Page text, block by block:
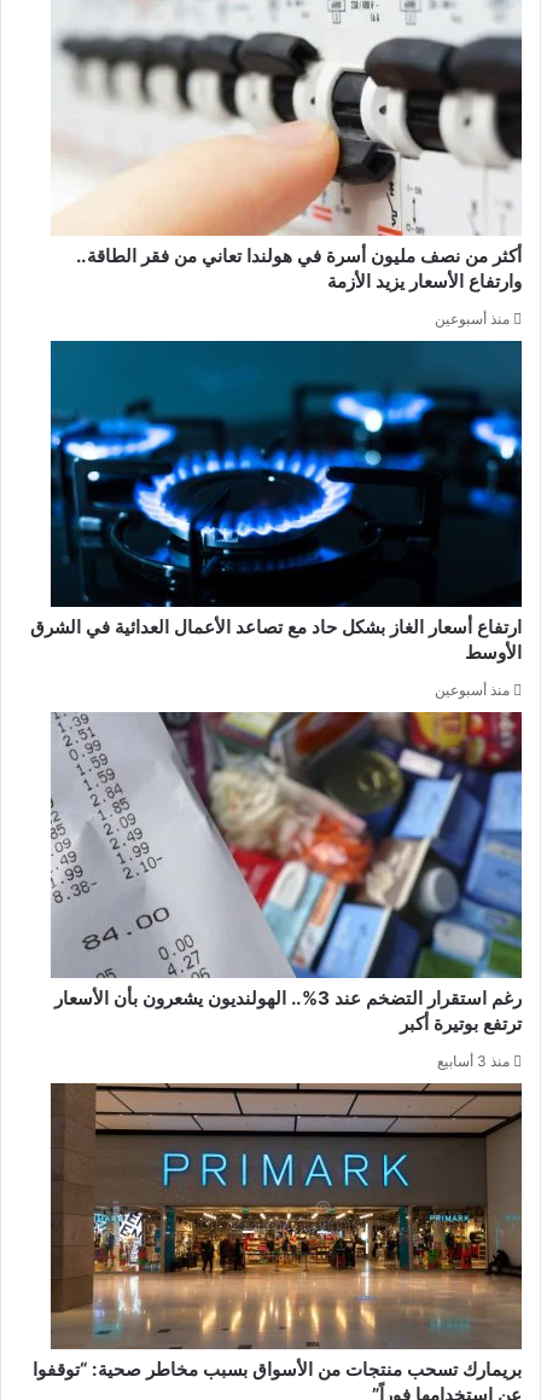
أكثر من نصف مليون أسرة في هولندا تعاني من فقر الطاقة..
وارتفاع الأسعار يزيد الأزمة
منذ أسبوعين
ارتفاع أسعار الغاز بشكل حاد مع تصاعد الأعمال العدائية في الشرق
الأوسط
منذ أسبوعين
رغم استقرار التضخم عند 3%.. الهولنديون يشعرون بأن الأسعار
ترتفع بوتيرة أكبر
منذ 3 أسابيع
بريمارك تسحب منتجات من الأسواق بسبب مخاطر صحية: “توقفوا
عن استخدامها فوراً”